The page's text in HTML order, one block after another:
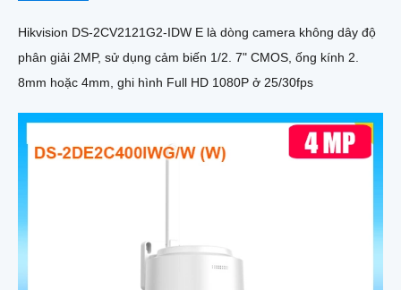
Hikvision DS-2CV2121G2-IDW E là dòng camera không dây độ
phân giải 2MP, sử dụng cảm biến 1/2. 7" CMOS, ống kính 2.
8mm hoặc 4mm, ghi hình Full HD 1080P ở 25/30fps